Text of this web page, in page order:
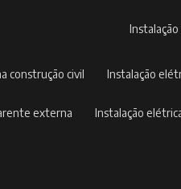
construção civil instalação
externa instalação